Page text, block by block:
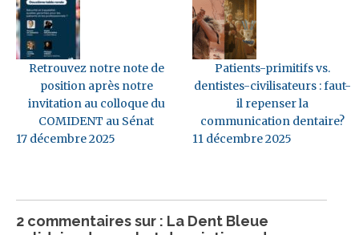
Retrouvez notre note de
position après notre
invitation au colloque du
COMIDENT au Sénat
17 décembre 2025
Patients-primitifs vs.
dentistes-civilisateurs : faut-
il repenser la
communication dentaire?
11 décembre 2025
2 commentaires sur : La Dent Bleue